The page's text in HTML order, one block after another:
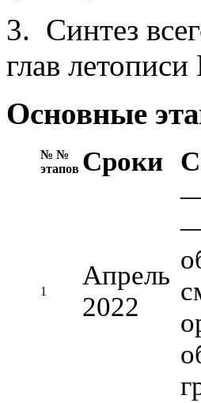
3. Синтез
глав
Основные
№ №
этапов Сроки
1
Апрель
2022
—